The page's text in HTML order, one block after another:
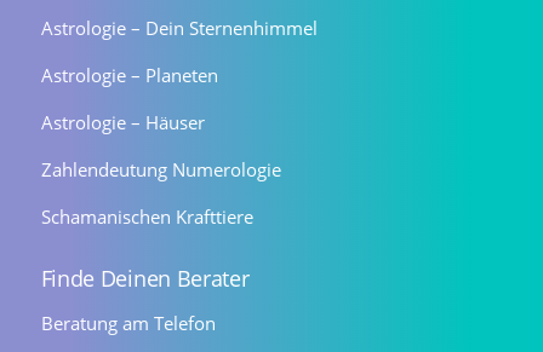
Astrologie – Dein Sternenhimmel
Astrologie – Planeten
Astrologie – Häuser
Zahlendeutung Numerologie
Schamanischen Krafttiere
Finde Deinen Berater
Beratung am Telefon